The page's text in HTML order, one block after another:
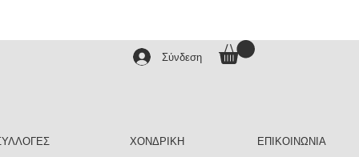
Σύνδεση
ΧΟΝΔΡΙΚΗ ΕΠΙΚΟΙΝΩΝΙΑ